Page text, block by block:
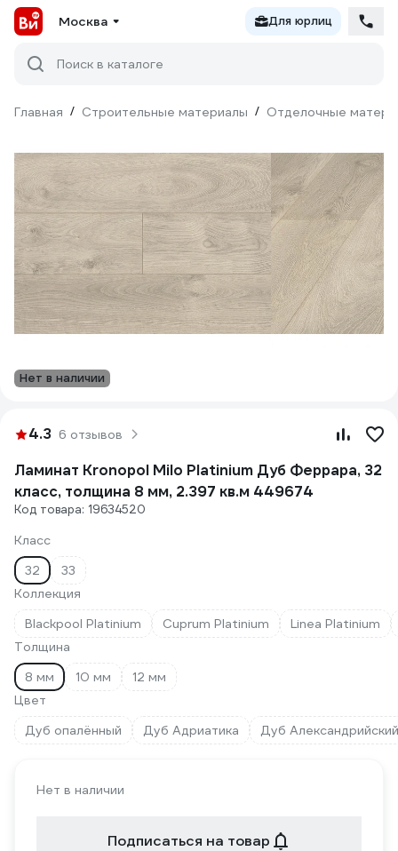
Москва Для юрлиц
Поиск в каталоге
Главная / Строительные материалы / Отделочные
Нет в наличии
4.3 6 отзывов
Ламинат Kronopol Milo Platinium Дуб Феррара, 32
класс, толщина 8 мм, 2.397 кв.м 449674
Код товара: 19634520
Класс
32
33
Коллекция
Blackpool Platinium
Cuprum Platinium
Linea Platinium
Толщина
8 мм
10 мм
12 мм
Цвет
Дуб oпaлённый
Дуб Адриатика Дуб Александрийский
Нет в наличии
Подписаться на товар